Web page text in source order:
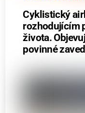
Cyklistický
rozhodujícím
života.
povinné